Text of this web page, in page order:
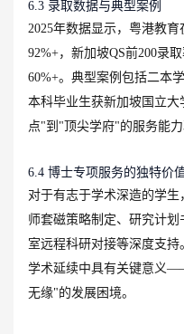
6.3 录取数据与典型案例
2025年数据显示，粤港教
92%+，新加坡QS前200录
60%+。典型案例包括二本
本科毕业生获新加坡国立
点"到"顶尖学府"的服务能力
6.4 博士专项服务的独特价
对于有志于学术深造的学
师套磁策略制定、研究计
室远程科研对接等深度支
学术延续中具有关键意义
无缘"的发展困境。